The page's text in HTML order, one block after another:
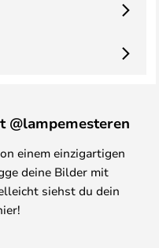
@lampemesteren
einem einzigartigen
deine Bilder mit
siehst du dein